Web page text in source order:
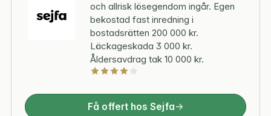
och allrisk lösegendom ingår. Egen
bekostad fast inredning i
bostadsrätten 200 000 kr.
Läckageskada 3 000 kr.
Åldersavdrag tak 10 000 kr.
Få offert hos Sejfa